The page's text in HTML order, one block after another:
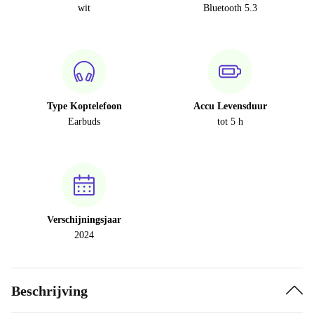
wit Bluetooth 5.3
Type Koptelefoon
Earbuds
Accu Levensduur
tot 5 h
Verschijningsjaar
2024
Beschrijving